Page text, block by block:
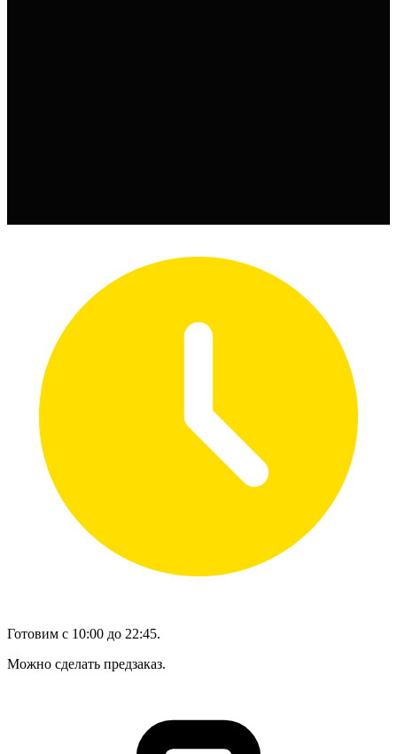
Готовим с 10:00 до 22:45.
Можно сделать предзаказ.